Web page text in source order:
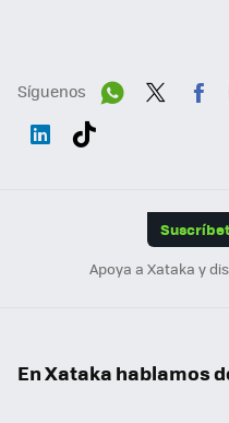
Síguenos
Apoya a Xataka y
En Xataka hablamos